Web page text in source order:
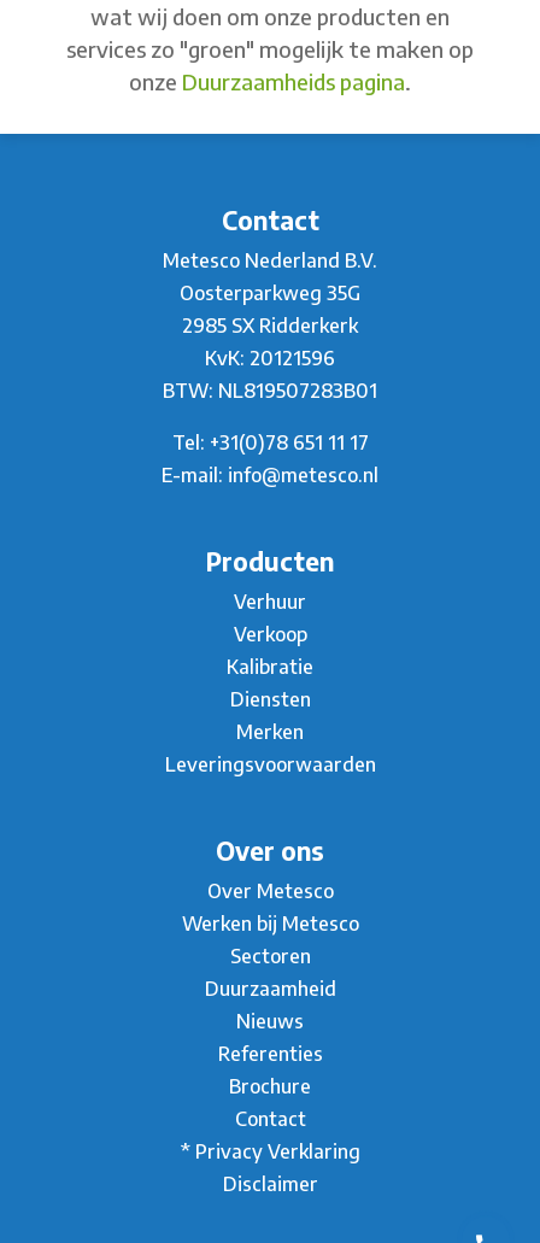
wat wij doen om onze producten en
services zo "groen" mogelijk te maken op
onze Duurzaamheids pagina.
Contact
Metesco Nederland B.V.
Oosterparkweg 35G
2985 SX Ridderkerk
KvK: 20121596
BTW: NL819507283B01
Tel: +31(0)78 651 11 17
E-mail: info@metesco.nl
Producten
Verhuur
Verkoop
Kalibratie
Diensten
Merken
Leveringsvoorwaarden
Over ons
Over Metesco
Werken bij Metesco
Sectoren
Duurzaamheid
Nieuws
Referenties
Brochure
Contact
* Privacy Verklaring
Disclaimer